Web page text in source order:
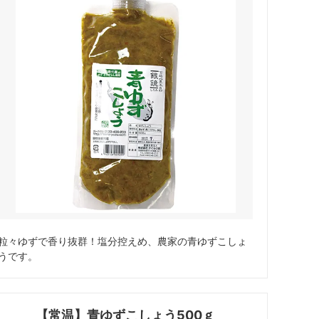
々ゆずで香り抜群！塩分控えめ、農家の青ゆずこしょ
です。
【常温】青ゆずこしょう500ｇ